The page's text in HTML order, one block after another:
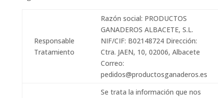
Responsable
Tratamiento
Razón social: PRODUCTOS
GANADEROS ALBACETE, S.L.
NIF/CIF: B02148724 Dirección:
Ctra. JAEN, 10, 02006, Albacete
Correo:
pedidos@productosganaderos.es
Se trata la información que nos